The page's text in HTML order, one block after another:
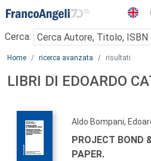
Menu
Cerca:
Main content
Home ricerca avanzata risultati
LIBRI DI EDOARDO
Aldo Bompani,
PROJECT BOND
PAPER.